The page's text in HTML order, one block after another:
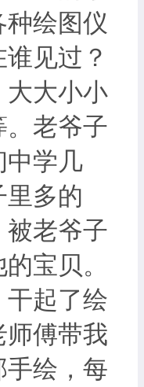
绘图仪
见过？
大大小小
。老爷子
中学几
多的
被老爷子
宝贝。
起了绘
师傅带我
绘，每